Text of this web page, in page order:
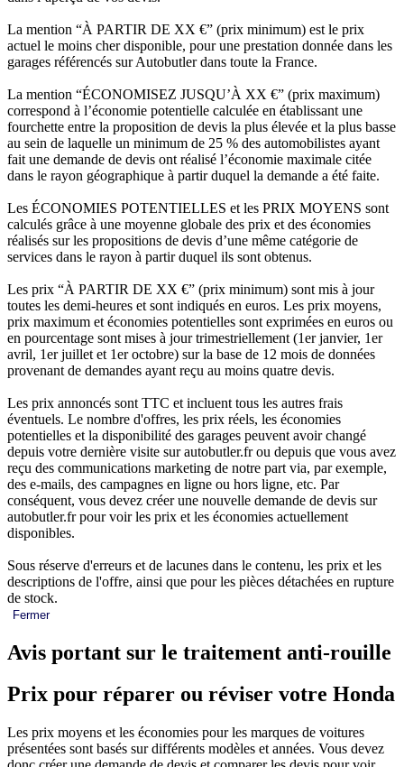
La mention “À PARTIR DE XX €” (prix minimum) est le prix
actuel le moins cher disponible, pour une prestation donnée dans les
garages référencés sur Autobutler dans toute la France.
La mention “ÉCONOMISEZ JUSQU’À XX €” (prix maximum)
correspond à l’économie potentielle calculée en établissant une
fourchette entre la proposition de devis la plus élevée et la plus basse
au sein de laquelle un minimum de 25 % des automobilistes ayant
fait une demande de devis ont réalisé l’économie maximale citée
dans le rayon géographique à partir duquel la demande a été faite.
Les ÉCONOMIES POTENTIELLES et les PRIX MOYENS sont
calculés grâce à une moyenne globale des prix et des économies
réalisés sur les propositions de devis d’une même catégorie de
services dans le rayon à partir duquel ils sont obtenus.
Les prix “À PARTIR DE XX €” (prix minimum) sont mis à jour
toutes les demi-heures et sont indiqués en euros. Les prix moyens,
prix maximum et économies potentielles sont exprimées en euros ou
en pourcentage sont mises à jour trimestriellement (1er janvier, 1er
avril, 1er juillet et 1er octobre) sur la base de 12 mois de données
provenant de demandes ayant reçu au moins quatre devis.
Les prix annoncés sont TTC et incluent tous les autres frais
éventuels. Le nombre d'offres, les prix réels, les économies
potentielles et la disponibilité des garages peuvent avoir changé
depuis votre dernière visite sur autobutler.fr ou depuis que vous avez
reçu des communications marketing de notre part via, par exemple,
des e-mails, des campagnes en ligne ou hors ligne, etc. Par
conséquent, vous devez créer une nouvelle demande de devis sur
autobutler.fr pour voir les prix et les économies actuellement
disponibles.
Sous réserve d'erreurs et de lacunes dans le contenu, les prix et les
descriptions de l'offre, ainsi que pour les pièces détachées en rupture
de stock.
Fermer
Avis portant sur le traitement anti-rouille
Prix pour réparer ou réviser votre Honda
Les prix moyens et les économies pour les marques de voitures
présentées sont basés sur différents modèles et années. Vous devez